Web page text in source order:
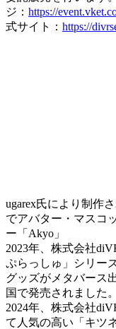
ジ： https://
式サイト： https://
ugarex氏により制作
でアバター・マスコ
ー「Akyo」
2023年、株式会社
ぷらっしゅ」シリー
グッズがメタバース
国で発売されました。
2024年、株式会社
て人気の高い「キツ